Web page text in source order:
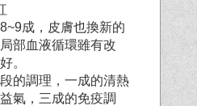
成，皮膚也換新的
部血液循環雖有改
。
的調理，一成的清熱
氣，三成的免疫調